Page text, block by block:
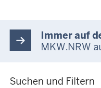
Immer auf
MKW.NRW
Suchen und Filtern